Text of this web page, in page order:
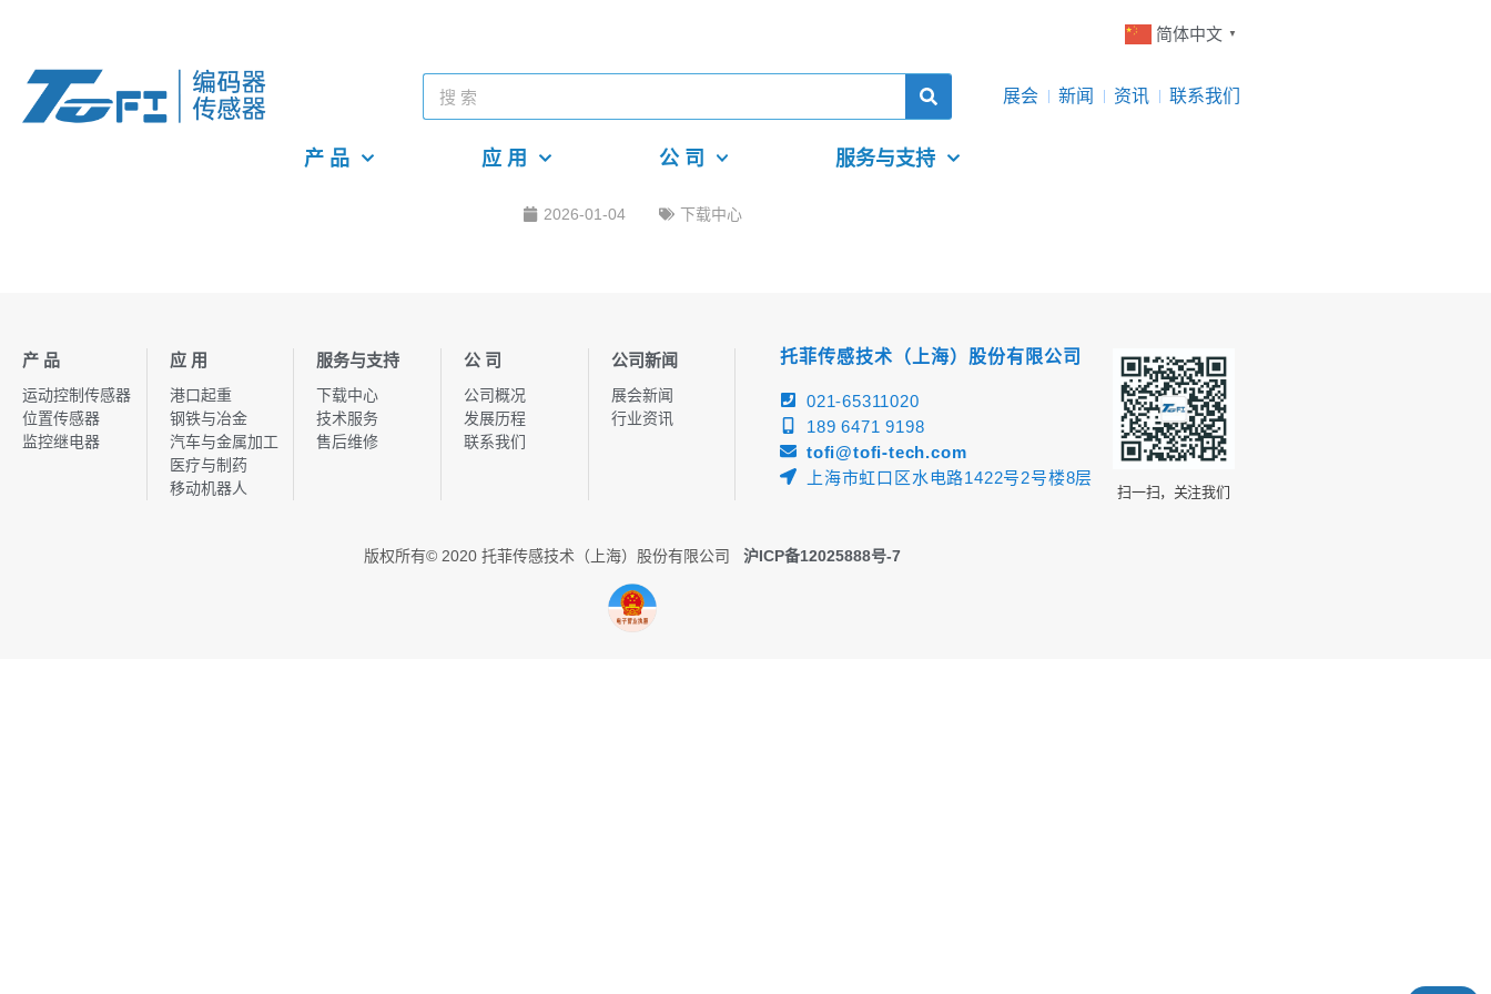
简体中文 ▼
展会 新闻 资讯 联系我们
产 品 应 用 公 司 服务与支持
2026-01-04 下载中心
产 品
运动控制传感器
位置传感器
监控继电器
应 用
港口起重
钢铁与冶金
汽车与金属加工
医疗与制药
移动机器人
服务与支持
下载中心
技术服务
售后维修
公 司
公司概况
发展历程
联系我们
公司新闻
展会新闻
行业资讯
托菲传感技术（上海）股份有限公司
021-65311020
189 6471 9198
tofi@tofi-tech.com
上海市虹口区水电路1422号2号楼8层
扫一扫，关注我们
版权所有© 2020 托菲传感技术（上海）股份有限公司 沪ICP备12025888号-7